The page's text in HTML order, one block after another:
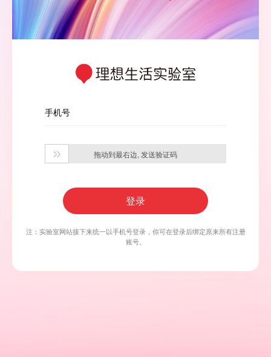
手机号
 拖动到最右边, 发送验证码
登录
注：实验室网站接下来统一以手机号登录，你可在登录后绑定原来所有注册
账号。